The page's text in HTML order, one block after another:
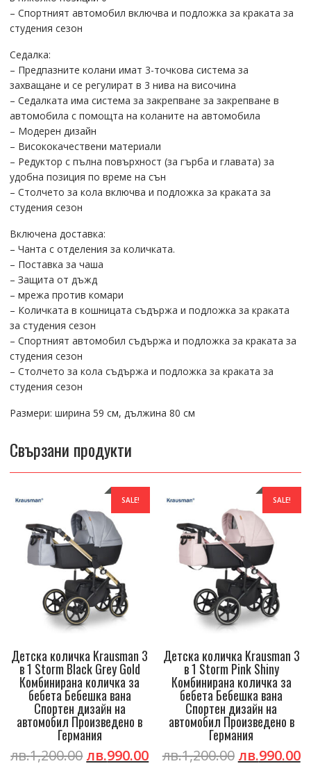
– Спортният автомобил включва и подложка за краката за
студения сезон
Седалка:
– Предпазните колани имат 3-точкова система за
захващане и се регулират в 3 нива на височина
– Седалката има система за закрепване за закрепване в
автомобила с помощта на коланите на автомобила
– Модерен дизайн
– Висококачествени материали
– Редуктор с пълна повърхност (за гърба и главата) за
удобна позиция по време на сън
– Столчето за кола включва и подложка за краката за
студения сезон
Включена доставка:
– Чанта с отделения за количката.
– Поставка за чаша
– Защита от дъжд
– мрежа против комари
– Количката в кошницата съдържа и подложка за краката
за студения сезон
– Спортният автомобил съдържа и подложка за краката за
студения сезон
– Столчето за кола съдържа и подложка за краката за
студения сезон
Размери: ширина 59 см, дължина 80 см
Свързани продукти
SALE!
Детска количка Krausman 3
в 1 Storm Black Grey Gold
Комбинирана количка за
бебета Бебешка вана
Спортен дизайн на
автомобил Произведено в
Германия
лв.1,200.00 Original
лв.990.00Current
SALE!
Детска количка Krausman 3
в 1 Storm Pink Shiny
Комбинирана количка за
бебета Бебешка вана
Спортен дизайн на
автомобил Произведено в
Германия
лв.1,200.00 Original
лв.990.00